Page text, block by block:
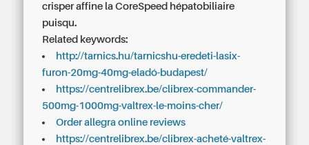
crisper affine la CoreSpeed hépatobiliaire
puisqu.
Related keywords:
http://tarnics.hu/tarnicshu-eredeti-lasix-
furon-20mg-40mg-eladó-budapest/
https://centrelibrex.be/clibrex-commander-
500mg-1000mg-valtrex-le-moins-cher/
Order allegra online reviews
https://centrelibrex.be/clibrex-acheté-valtrex-